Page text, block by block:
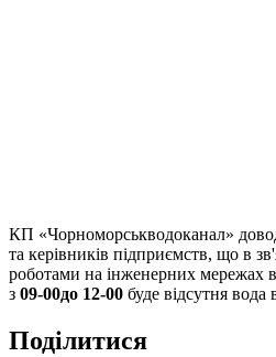
КП «Чорноморськводоканал»
та керівників підприємств, що в
роботами на інженерних мережах
з 09-00до 12-00 буде відсутня вода
Поділитися